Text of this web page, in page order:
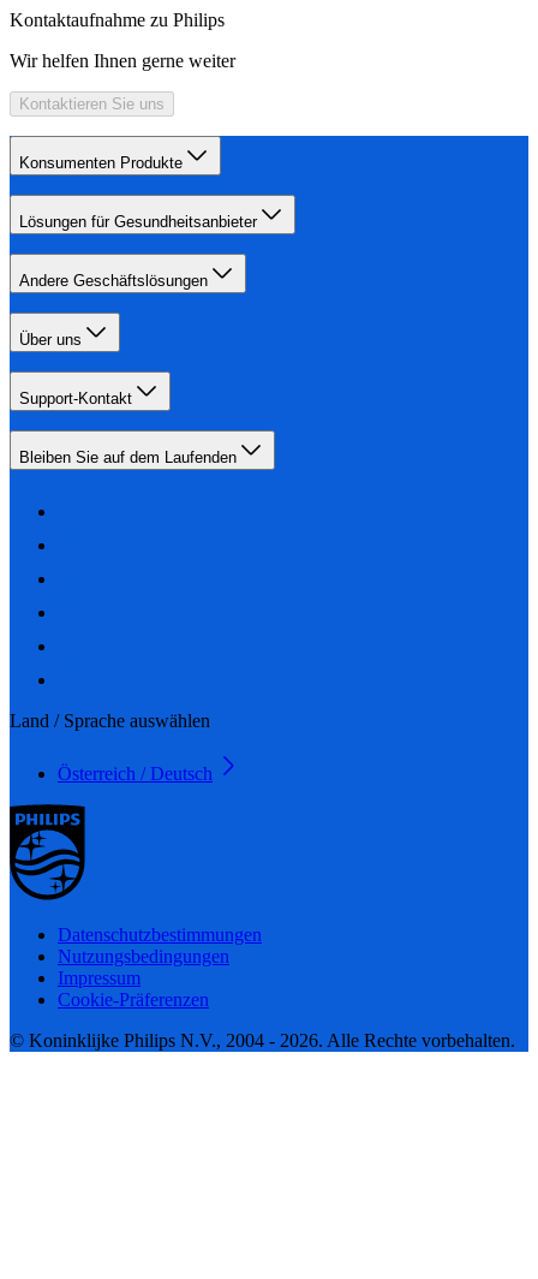
Kontaktaufnahme zu Philips
Wir helfen Ihnen gerne weiter
Kontaktieren Sie uns
Konsumenten Produkte
Lösungen für Gesundheitsanbieter
Andere Geschäftslösungen
Über uns
Support-Kontakt
Bleiben Sie auf dem Laufenden
Land / Sprache auswählen
Österreich / Deutsch
Datenschutzbestimmungen
Nutzungsbedingungen
Impressum
Cookie-Präferenzen
© Koninklijke Philips N.V., 2004 - 2026. Alle Rechte vorbehalten.